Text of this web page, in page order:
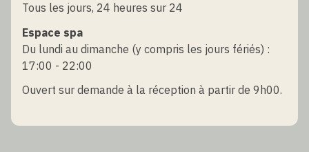
Tous les jours, 24 heures sur 24
Espace spa
Du lundi au dimanche (y compris les jours fériés) :
17:00 - 22:00
Ouvert sur demande à la réception à partir de 9h00.